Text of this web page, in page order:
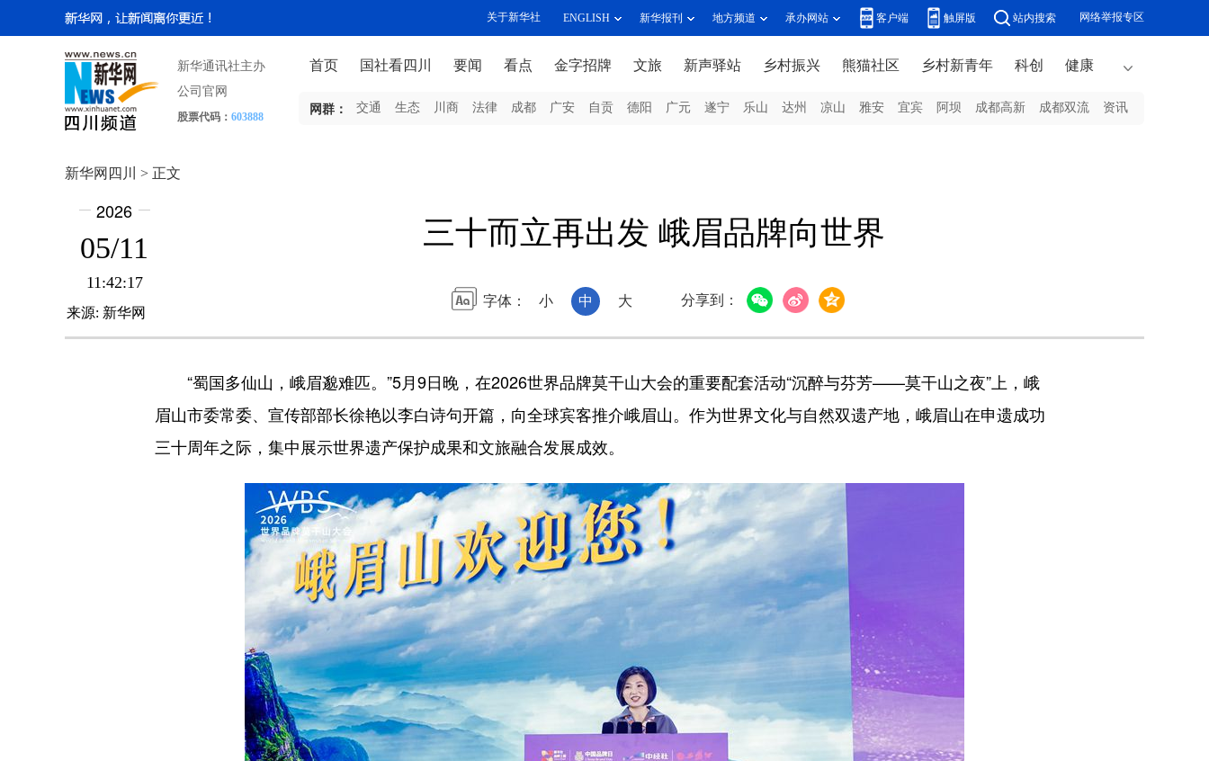
关于新华社 ENGLISH 新华报刊 地方频道 承办网站 客户端 触屏版 站内搜索 网络举报专区
新华通讯社主办
公司官网
股票代码： 603888
首页 国社看四川 要闻 看点 金字招牌 文旅 新声驿站 乡村振兴 熊猫社区 乡村新青年 科创 健康
网群： 交通 生态 川商 法律 成都 广安 自贡 德阳 广元 遂宁 乐山 达州 凉山 雅安 宜宾 阿坝 成都高新 成都双流 资讯
新华网四川 > 正文
2026
05/11
11:42:17
来源: 新华网
三十而立再出发 峨眉品牌向世界
字体： 小 中 大 分享到：
“蜀国多仙山，峨眉邈难匹。”5月9日晚，在2026世界品牌莫干山大会的重要配套活动“沉醉与芬芳——莫干山之夜”上，峨
眉山市委常委、宣传部部长徐艳以李白诗句开篇，向全球宾客推介峨眉山。作为世界文化与自然双遗产地，峨眉山在申遗成功
三十周年之际，集中展示世界遗产保护成果和文旅融合发展成效。